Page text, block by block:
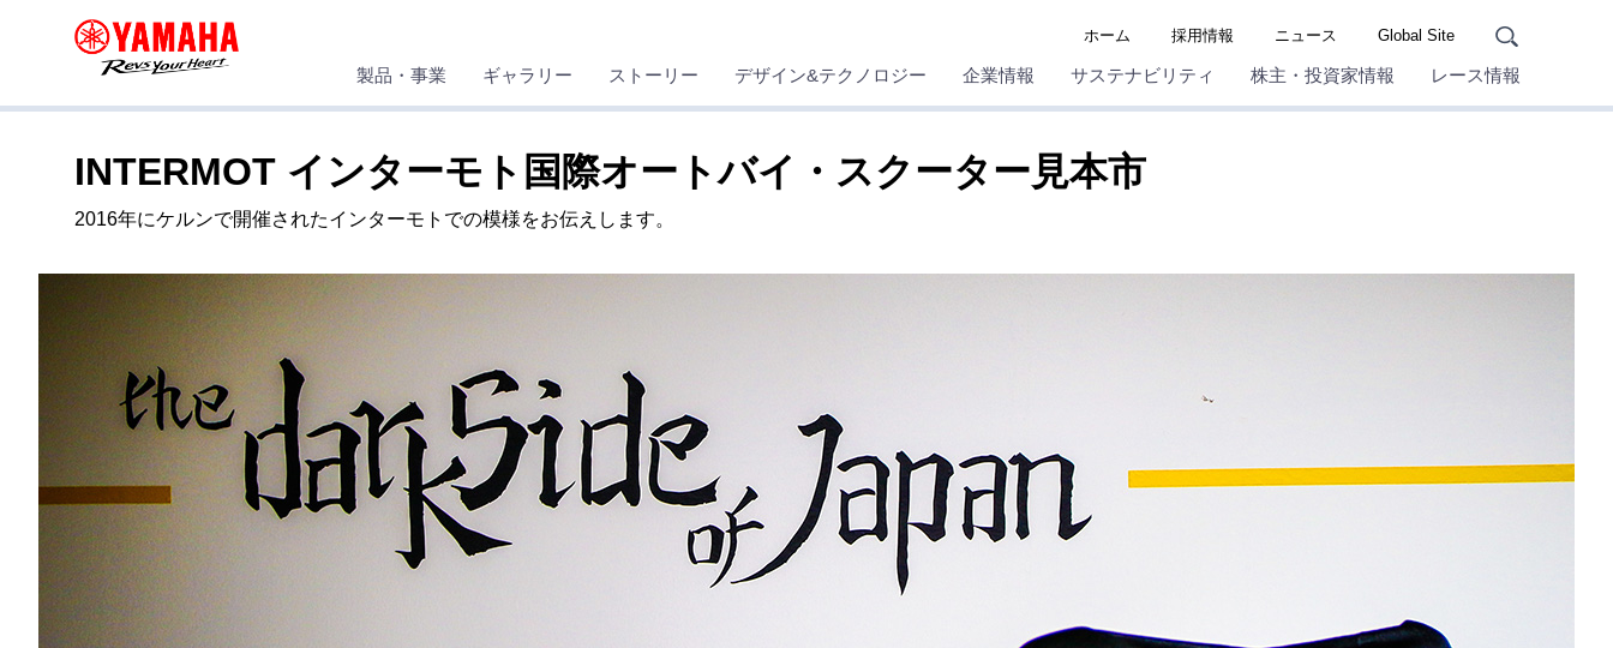
ホーム 採用情報 ニュース Global Site
製品・事業 ギャラリー ストーリー デザイン&テクノロジー 企業情報 サステナビリティ 株主・投資家情報 レース情報
INTERMOT インターモト国際オートバイ・スクーター見本市
2016年にケルンで開催されたインターモトでの模様をお伝えします。